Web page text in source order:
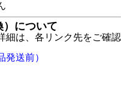
）について
細は、各リンク先をご確認
送前）